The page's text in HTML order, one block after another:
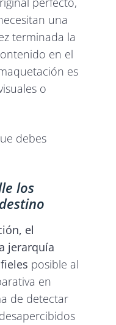
una
terminada la
en el
es
o
debes
los
el
jerarquía
posible al
en
de detectar